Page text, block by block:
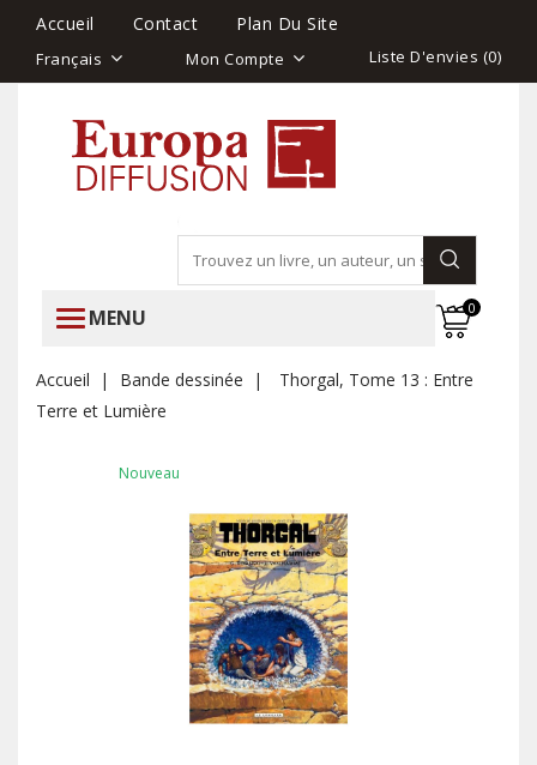
Accueil Contact Plan Du Site
Français Mon Compte Liste D'envies (0)
MENU 0
Accueil Bande dessinée
Thorgal, Tome 13 : Entre
Terre et Lumière
Nouveau